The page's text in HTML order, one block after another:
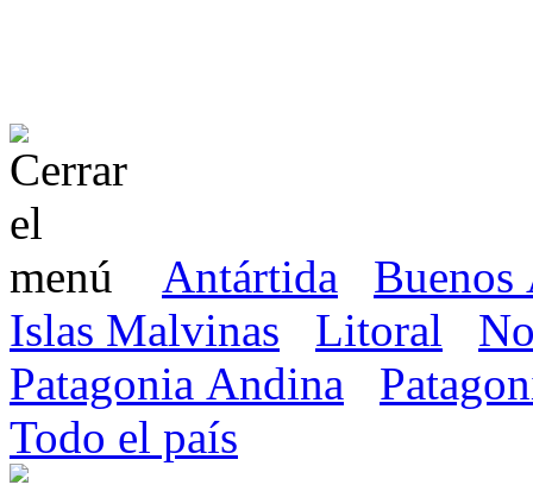
Antártida
Buenos
Islas Malvinas
Litoral
Patagonia Andina
Todo el país